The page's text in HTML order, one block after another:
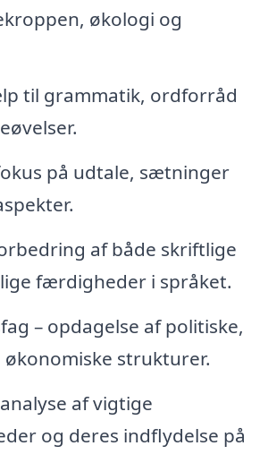
økologi og
til grammatik, ordforråd
på udtale, sætninger
af både skriftlige
færdigheder i språket.
– opdagelse af politiske,
økonomiske strukturer.
af vigtige
og deres indflydelse på